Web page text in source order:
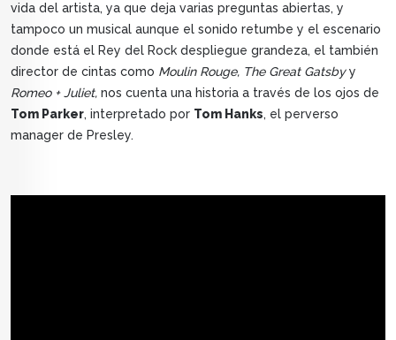
vida del artista, ya que deja varias preguntas abiertas, y
tampoco un musical aunque el sonido retumbe y el escenario
donde está el Rey del Rock despliegue grandeza, el también
director de cintas como Moulin Rouge, The Great Gatsbyy
Romeo + Juliet, nos cuenta una historia a través de los ojos de
Tom Parker, interpretado por Tom Hanks, el perverso
manager de Presley.